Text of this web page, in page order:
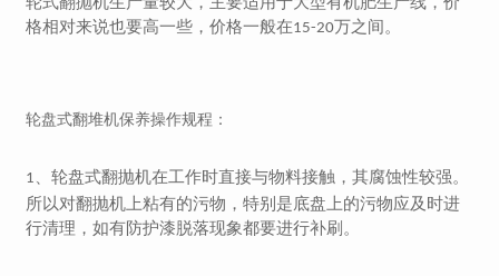
格相对来说也要高一些，价格一般在15-20万之间。
轮盘式翻堆机保养操作规程：
1
、轮盘式翻抛机在工作时直接与物料接触，其腐蚀性较强。
所以对翻抛机上粘有的污物，特别是底盘上的污物应及时进
行清理，如有防护漆脱落现象都要进行补刷。